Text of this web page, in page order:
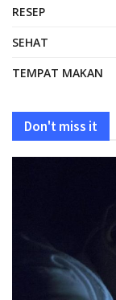
RESEP
SEHAT
TEMPAT MAKAN
Don't miss it